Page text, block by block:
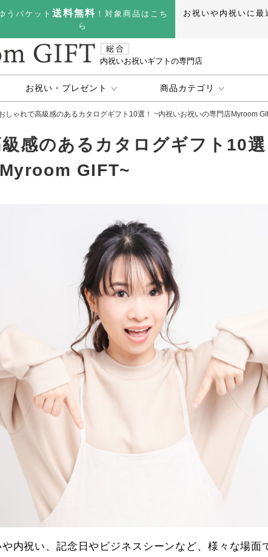
うパケット 送料無料 ！対象商品はこち
ら
お祝いや内祝いに最
内祝いお祝いギフトの専門店
お祝い・プレゼント 商品カテゴリ
しゃれで高級感のあるカタログギフト10選！ ~内祝いお祝いの専門店Myroom
感のあるカタログギフト10
GIFT~
内祝い、記念日やビジネスシーンなど、様々な場面